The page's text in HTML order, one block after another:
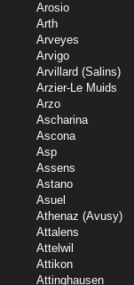
Arosio
Arth
Arveyes
Arvigo
Arvillard (Salins)
Arzier-Le Muids
Arzo
Ascharina
Ascona
Asp
Assens
Astano
Asuel
Athenaz (Avusy)
Attalens
Attelwil
Attikon
Attinghausen